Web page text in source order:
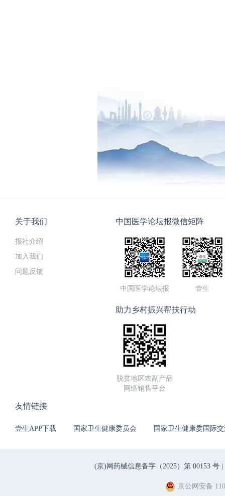
关于我们
报社介绍
加入我们
问题反馈
中国医学论坛报微信矩阵
中国医学论坛报 壹生
助力乡村振兴帮扶行动
脱贫地区农副产品
网络销售平台
友情链接
壹生APP下载 国家卫生健康委员会 国家卫生健康委国际
(京)网药械信息备字（2025）第 00153 号 |
京公网安备